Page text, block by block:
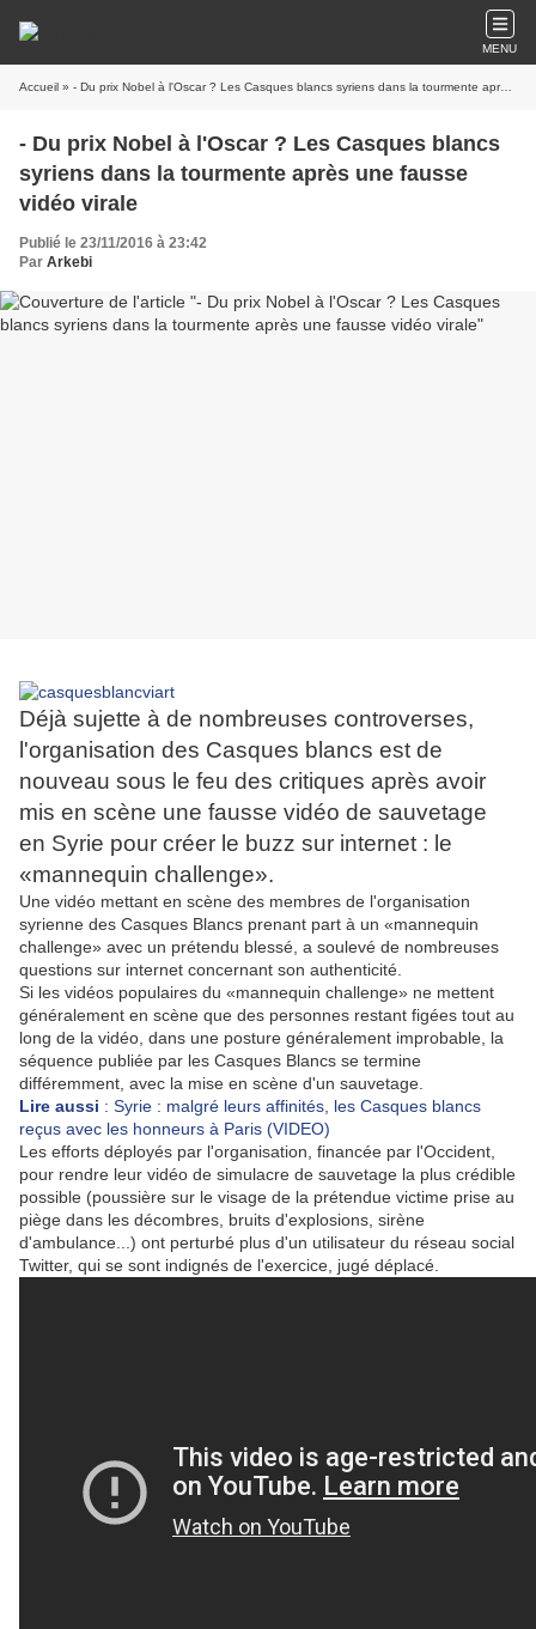
MENU
Accueil » - Du prix Nobel à l'Oscar ? Les Casques blancs syriens dans la tourmente après une fausse vidéo virale
- Du prix Nobel à l'Oscar ? Les Casques blancs
syriens dans la tourmente après une fausse
vidéo virale
Publié le 23/11/2016 à 23:42
Par Arkebi
Déjà sujette à de nombreuses controverses,
l'organisation des Casques blancs est de
nouveau sous le feu des critiques après avoir
mis en scène une fausse vidéo de sauvetage
en Syrie pour créer le buzz sur internet : le
«mannequin challenge».
Une vidéo mettant en scène des membres de l'organisation
syrienne des Casques Blancs prenant part à un «mannequin
challenge» avec un prétendu blessé, a soulevé de nombreuses
questions sur internet concernant son authenticité.
Si les vidéos populaires du «mannequin challenge» ne mettent
généralement en scène que des personnes restant figées tout au
long de la vidéo, dans une posture généralement improbable, la
séquence publiée par les Casques Blancs se termine
différemment, avec la mise en scène d'un sauvetage.
Lire aussi : Syrie : malgré leurs affinités, les Casques blancs
reçus avec les honneurs à Paris (VIDEO)
Les efforts déployés par l'organisation, financée par l'Occident,
pour rendre leur vidéo de simulacre de sauvetage la plus crédible
possible (poussière sur le visage de la prétendue victime prise au
piège dans les décombres, bruits d'explosions, sirène
d'ambulance...) ont perturbé plus d'un utilisateur du réseau social
Twitter, qui se sont indignés de l'exercice, jugé déplacé.